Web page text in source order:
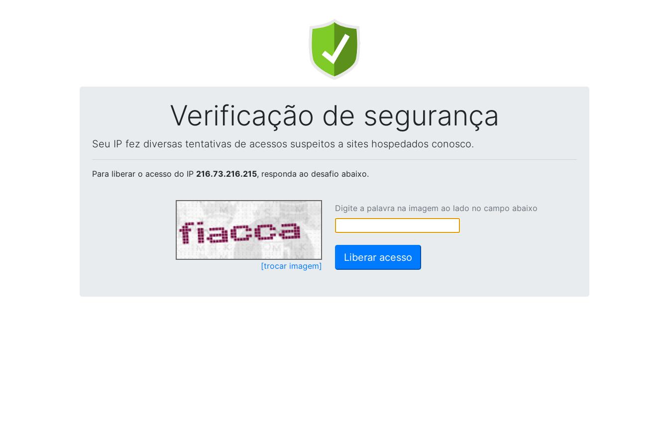
Verificação de segurança
Seu IP fez diversas tentativas de acessos suspeitos a sites hospedados conosco.
Para liberar o acesso do IP 216.73.216.215, responda ao desafio abaixo.
[trocar imagem]
Digite a palavra na imagem ao lado no campo abaixo